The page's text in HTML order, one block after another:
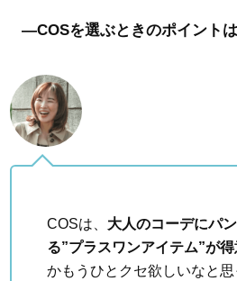
―COSを選ぶときのポイント
COSは、 大人のコーデにパ
る”プラスワンアイテム”が得
かもうひとクセ欲しいなと